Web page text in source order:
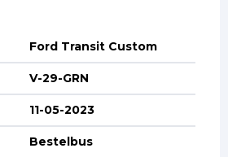
Ford Transit Custom
V-29-GRN
11-05-2023
Bestelbus